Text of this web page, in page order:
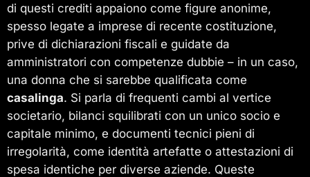
di questi crediti appaiono come figure anonime,
spesso legate a imprese di recente costituzione,
prive di dichiarazioni fiscali e guidate da
amministratori con competenze dubbie – in un caso,
una donna che si sarebbe qualificata come
casalinga. Si parla di frequenti cambi al vertice
societario, bilanci squilibrati con un unico socio e
capitale minimo, e documenti tecnici pieni di
irregolarità, come identità artefatte o attestazioni di
spesa identiche per diverse aziende. Queste